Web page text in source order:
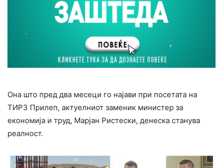
Она што пред два месеци го најави при посетата на
ТИРЗ Прилеп, актуелниот заменик министер за
економија и труд, Марјан Ристески, денеска станува
реалност.